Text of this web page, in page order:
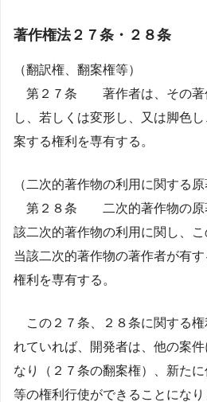
著作権法２７条・２８条
（翻訳権、翻案権等）
第２７条 著作者は、その著
し、若しくは変形し、又は脚色
案する権利を専有する。
（二次的著作物の利用に関する原
第２８条 二次的著作物の原
該二次的著作物の利用に関し、
当該二次的著作物の著作者が有
権利を専有する。
この２７条、２８条に関する
れていれば、開発者は、他の案
なり（２７条の翻案権）、新た
等の権利行使ができることにな